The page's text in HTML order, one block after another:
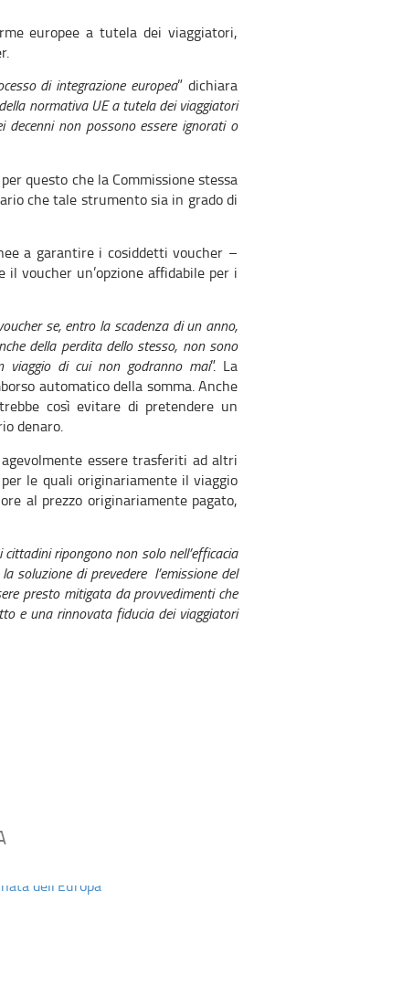
europee a tutela dei viaggiatori,
di integrazione europea” dichiara
normativa UE a tutela dei viaggiatori
decenni non possono essere ignorati o
questo che la Commissione stessa
che tale strumento sia in grado di
a garantire i cosiddetti voucher –
voucher un’opzione affidabile per i
se, entro la scadenza di un anno,
della perdita dello stesso, non sono
viaggio di cui non godranno mai”. La
automatico della somma. Anche
così evitare di pretendere un
denaro.
essere trasferiti ad altri
le quali originariamente il viaggio
al prezzo originariamente pagato,
ripongono non solo nell’efficacia
soluzione di prevedere l’emissione del
presto mitigata da provvedimenti che
e una rinnovata fiducia dei viaggiatori